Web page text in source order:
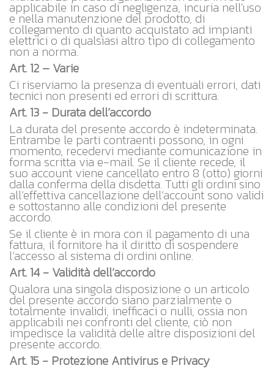
applicabile in caso di negligenza, incuria nell'uso
e nella manutenzione del prodotto, di
collegamento di quanto acquistato ad impianti
elettrici o di qualsiasi altro tipo di collegamento
non a norma.
Art. 12 – Varie
Ci riserviamo la presenza di eventuali errori, dati
tecnici non presenti ed errori di scrittura.
Art. 13 - Durata dell’accordo
La durata del presente accordo è indeterminata.
Entrambe le parti contraenti possono, in ogni
momento, recedervi mediante comunicazione in
forma scritta via e-mail. Se il cliente recede, il
suo account viene cancellato entro 8 (otto) giorni
dalla conferma della disdetta. Tutti gli ordini sino
all’effettiva cancellazione dell’account sono validi
e sottostanno alle condizioni del presente
accordo.
Se il cliente è in mora con il pagamento di una
fattura, il fornitore ha il diritto di sospendere
l’accesso al sistema di ordini online.
Art. 14 - Validità dell’accordo
Qualora una singola disposizione o un articolo
del presente accordo siano parzialmente o
totalmente invalidi, inefficaci o nulli, ossia non
applicabili nei confronti del cliente, ciò non
impedisce la validità delle altre disposizioni del
presente accordo.
Art. 15 - Protezione Antivirus e Privacy